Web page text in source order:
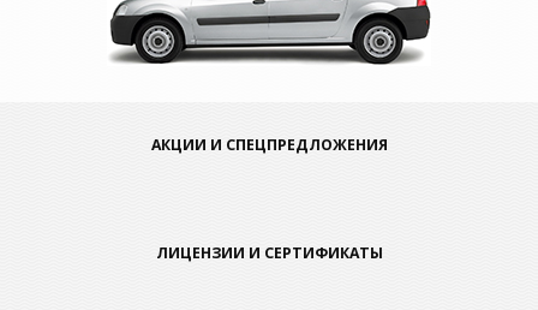
АКЦИИ И СПЕЦПРЕДЛОЖЕНИЯ
ЛИЦЕНЗИИ И СЕРТИФИКАТЫ